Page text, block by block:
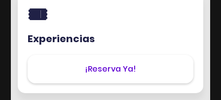
🎟️
Experiencias
¡Reserva Ya!